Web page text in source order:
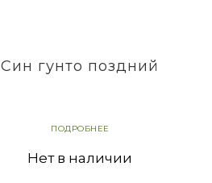
Син гунто поздний
ПОДРОБНЕЕ
Нет в наличии